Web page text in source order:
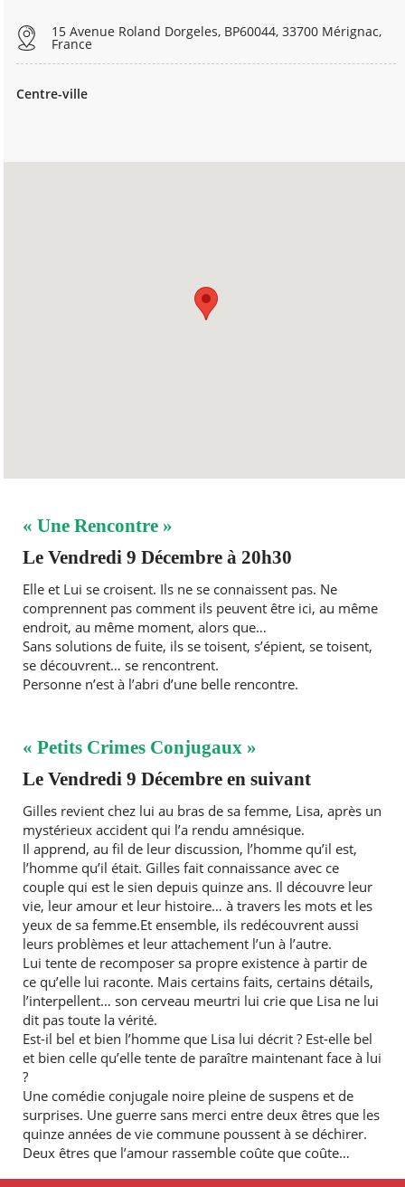
15 Avenue Roland Dorgeles, BP60044, 33700 Mérignac,
France
Centre-ville
« Une Rencontre »
Le Vendredi 9 Décembre à 20h30
Elle et Lui se croisent. Ils ne se connaissent pas. Ne
comprennent pas comment ils peuvent être ici, au même
endroit, au même moment, alors que…
Sans solutions de fuite, ils se toisent, s’épient, se toisent,
se découvrent… se rencontrent.
Personne n’est à l’abri d’une belle rencontre.
« Petits Crimes Conjugaux »
Le Vendredi 9 Décembre en suivant
Gilles revient chez lui au bras de sa femme, Lisa, après un
mystérieux accident qui l’a rendu amnésique.
Il apprend, au fil de leur discussion, l’homme qu’il est,
l’homme qu’il était. Gilles fait connaissance avec ce
couple qui est le sien depuis quinze ans. Il découvre leur
vie, leur amour et leur histoire… à travers les mots et les
yeux de sa femme.Et ensemble, ils redécouvrent aussi
leurs problèmes et leur attachement l’un à l’autre.
Lui tente de recomposer sa propre existence à partir de
ce qu’elle lui raconte. Mais certains faits, certains détails,
l’interpellent… son cerveau meurtri lui crie que Lisa ne lui
dit pas toute la vérité.
Est-il bel et bien l’homme que Lisa lui décrit ? Est-elle bel
et bien celle qu’elle tente de paraître maintenant face à lui
?
Une comédie conjugale noire pleine de suspens et de
surprises. Une guerre sans merci entre deux êtres que les
quinze années de vie commune poussent à se déchirer.
Deux êtres que l’amour rassemble coûte que coûte…